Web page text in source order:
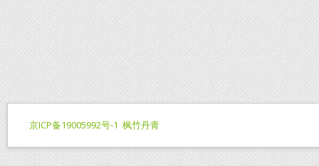
京ICP备19005992号-1 枫竹丹青